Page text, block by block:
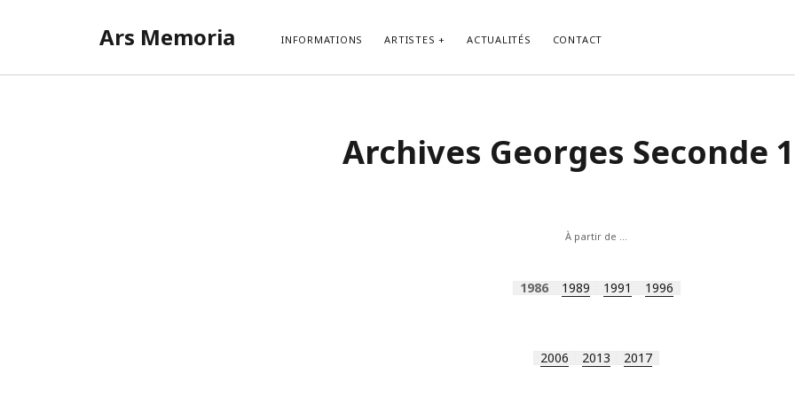
Ars Memoria INFORMATIONS ARTISTES ACTUALITÉS CONTACT
Archives Georges Seconde
À partir de …
1986 1989 1991 1996
2006 2013 2017